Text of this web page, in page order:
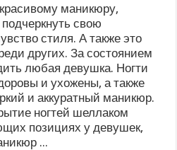
маникюру,
свою
стиля. А также это
других. За состоянием
любая девушка. Ногти
и ухожены, а также
и аккуратный маникюр.
ногтей шеллаком
позициях у девушек,
...